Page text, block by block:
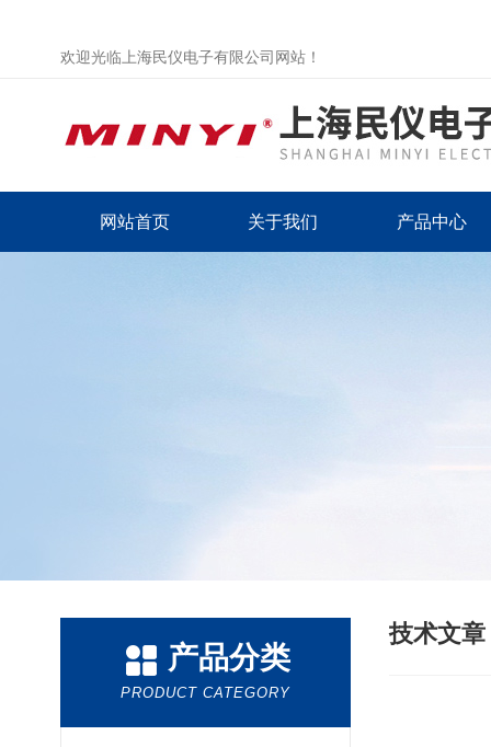
欢迎光临上海民仪电子有限公司网站！
网站首页 关于我们 产品中心
产品分类
PRODUCT CATEGORY
技术文章